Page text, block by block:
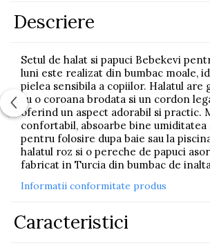
Descriere
Setul de halat si papuci Bebekevi
luni este realizat din bumbac moale,
pielea sensibila a copiilor. Halatul are
cu o coroana brodata si un cordon
oferind un aspect adorabil si practic.
confortabil, absoarbe bine
pentru folosire dupa baie sau la
halatul roz si o pereche de papuci
fabricat in Turcia din bumbac de
Informatii conformitate produs
Caracteristici